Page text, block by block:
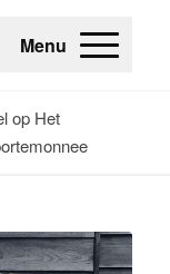
Menu
op Het